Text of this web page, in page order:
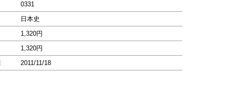
0331
日本史
1,320円
1,320円
2011/11/18